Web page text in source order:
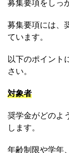
募集要項をしっ
募集要項には、
ています。
以下のポイント
さい。
対象者
奨学金がどのよ
します。
年齢制限や学年